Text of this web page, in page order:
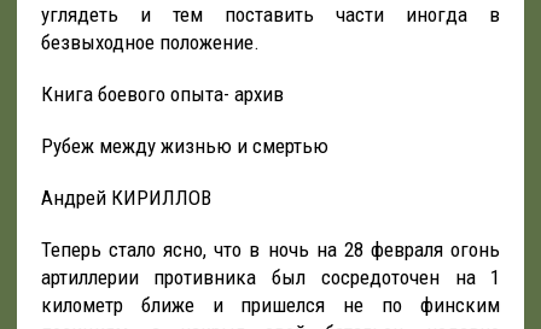
углядеть и тем поставить части иногда в
безвыходное положение.
Книга боевого опыта- архив
Рубеж между жизнью и смертью
Андрей КИРИЛЛОВ
Теперь стало ясно, что в ночь на 28 февраля огонь
артиллерии противника был сосредоточен на 1
километр ближе и пришелся не по финским